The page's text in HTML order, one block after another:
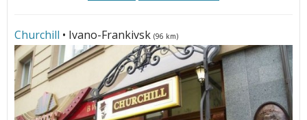
Churchill • Ivano-Frankivsk (96 km)